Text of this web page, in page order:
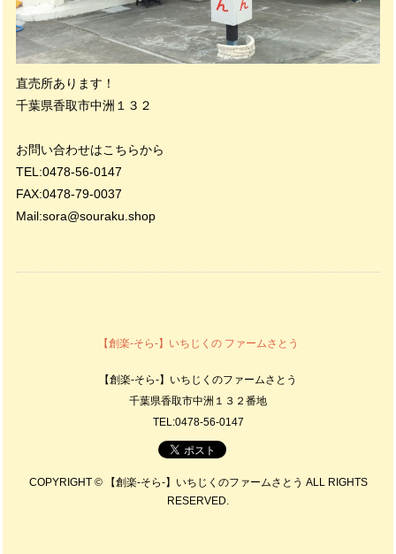
直売所あります！
千葉県香取市中洲１３２
お問い合わせはこちらから
TEL:0478-56-0147
FAX:0478-79-0037
Mail:sora@souraku.shop
【創楽-そら-】いちじくの ファームさとう
【創楽-そら-】いちじくのファームさとう
千葉県香取市中洲１３２番地
TEL:0478-56-0147
COPYRIGHT © 【創楽-そら-】いちじくのファームさとう ALL RIGHTS
RESERVED.